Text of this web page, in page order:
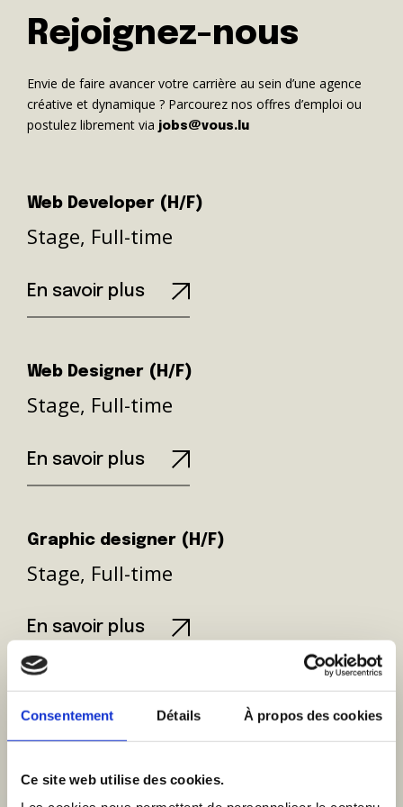
Consentement Détails À propos des cookies
Ce site web utilise des cookies.
Rejoignez-nous
Envie de faire avancer votre carrière au sein d’une agence
créative et dynamique ? Parcourez nos offres d’emploi ou
postulez librement via jobs@vous.lu
Web Developer (H/F)
Stage, Full-time
En savoir plus
Web Designer (H/F)
Stage, Full-time
En savoir plus
Graphic designer (H/F)
Stage, Full-time
En savoir plus
Notre agence